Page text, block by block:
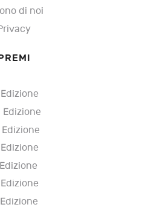
di noi
Edizione
Edizione